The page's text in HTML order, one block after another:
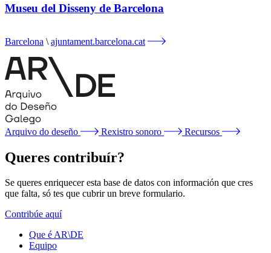
Museu del Disseny de Barcelona
Barcelona ajuntament.barcelona.cat
Arquivo do deseño Rexistro sonoro Recursos
Queres contribuír?
Se queres enriquecer esta base de datos con información que cres
que falta, só tes que cubrir un breve formulario.
Contribúe aquí
Que é AR\DE
Equipo